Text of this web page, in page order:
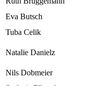
Eva Butsch
Tuba Celik
Natalie Danielz
Nils Dobmeier